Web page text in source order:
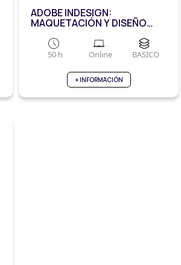
ADOBE INDESIGN:
MAQUETACIÓN Y DISEÑO
50 h Online BASICO
+ INFORMACIÓN